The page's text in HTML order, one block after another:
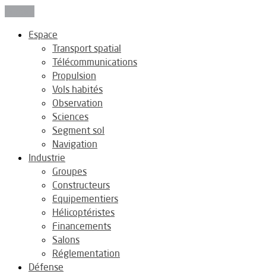
Espace
Transport spatial
Télécommunications
Propulsion
Vols habités
Observation
Sciences
Segment sol
Navigation
Industrie
Groupes
Constructeurs
Equipementiers
Hélicoptéristes
Financements
Salons
Réglementation
Défense